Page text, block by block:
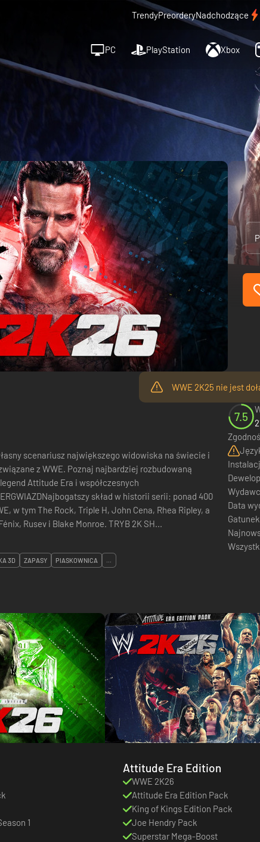
TrendyPreorderyNadchodzące
PC PlayStation Xbox
WWE 2K25 nie jest
scenariusz największego widowiska na świecie i
z WWE. Poznaj najbardziej rozbudowaną
Attitude Era i współczesnych
skład w historii serii: ponad 400
w tym The Rock, Triple H, John Cena, Rhea Ripley, a
Rusev i Blake Monroe. TRYB 2K SH...
7.5
Data
3D ZAPASY PIASKOWNICA ...
1
Attitude Era Edition
WWE 2K26
Attitude Era Edition Pack
King of Kings Edition Pack
Joe Hendry Pack
Superstar Mega-Boost